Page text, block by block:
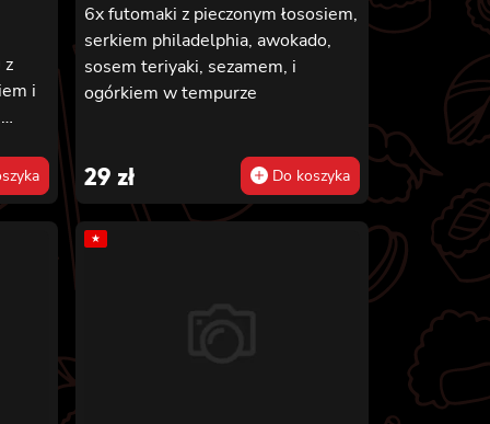
z
i
z
i
6x futomaki z pieczonym łososiem,
serkiem philadelphia, awokado,
sosem teriyaki, sezamem, i
ogórkiem w tempurze
29 zł Do koszyka
★